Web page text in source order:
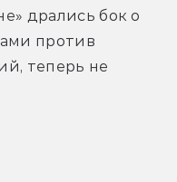
дрались бок о
против
теперь не